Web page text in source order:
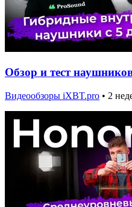
Обзор и тест
Видеообзоры iXBT.pro • 2